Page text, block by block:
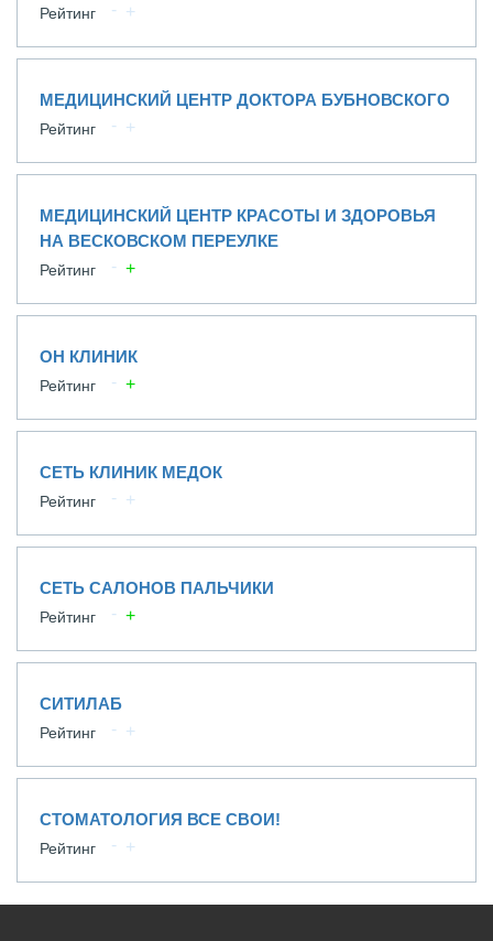
Рейтинг
МЕДИЦИНСКИЙ ЦЕНТР ДОКТОРА БУБНОВСКОГО
Рейтинг
МЕДИЦИНСКИЙ ЦЕНТР КРАСОТЫ И ЗДОРОВЬЯ
НА ВЕСКОВСКОМ ПЕРЕУЛКЕ
Рейтинг
ОН КЛИНИК
Рейтинг
СЕТЬ КЛИНИК МЕДОК
Рейтинг
СЕТЬ САЛОНОВ ПАЛЬЧИКИ
Рейтинг
СИТИЛАБ
Рейтинг
СТОМАТОЛОГИЯ ВСЕ СВОИ!
Рейтинг